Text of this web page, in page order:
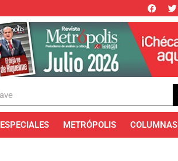
ESPECIALES METRÓPOLIS COLUMNAS